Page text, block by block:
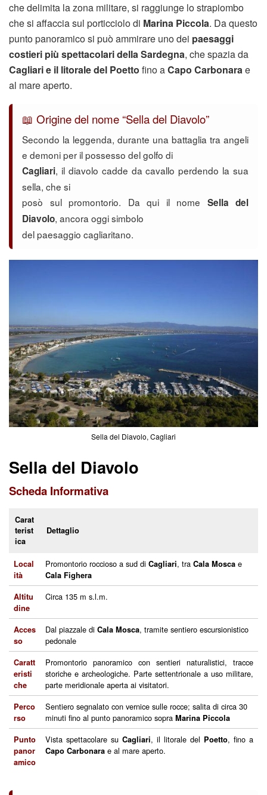
che delimita la zona militare, si raggiunge lo strapiombo
che si affaccia sul porticciolo di Marina Piccola. Da questo
punto panoramico si può ammirare uno dei paesaggi
costieri più spettacolari della Sardegna, che spazia da
Cagliari e il litorale del Poetto fino aCapo Carbonarae
al mare aperto.
📖 Origine del nome “Sella del Diavolo”
Secondo la leggenda, durante una battaglia tra angeli
e demoni per il possesso del golfo di
Cagliari, il diavolo cadde da cavallo perdendo la sua
sella, che si
posò sul promontorio. Da qui il nome Sella del
Diavolo, ancora oggi simbolo
del paesaggio cagliaritano.
Sella del Diavolo, Cagliari
Sella del Diavolo
Scheda Informativa
Carat
terist
ica
Dettaglio
Local
ità
Promontorio roccioso a sud di Cagliari, tra Cala Mosca e
Cala Fighera
Altitu
dine
Circa 135 m s.l.m.
Acces
so
Dal piazzale di Cala Mosca, tramite sentiero escursionistico
pedonale
Caratt
eristi
che
Promontorio panoramico con sentieri naturalistici, tracce
storiche e archeologiche. Parte settentrionale a uso militare,
parte meridionale aperta ai visitatori.
Perco
rso
Sentiero segnalato con vernice sulle rocce; salita di circa 30
minuti fino al punto panoramico sopra Marina Piccola
Punto
panor
amico
Vista spettacolare su Cagliari, il litorale del Poetto, fino a
Capo Carbonara e al mare aperto.